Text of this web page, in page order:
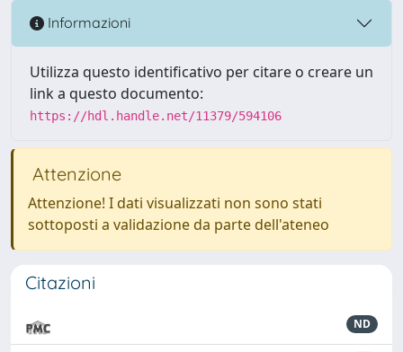
Informazioni
Utilizza questo identificativo per citare o creare un
link a questo documento:
https://hdl.handle.net/11379/594106
Attenzione
Attenzione! I dati visualizzati non sono stati
sottoposti a validazione da parte dell'ateneo
Citazioni
ND